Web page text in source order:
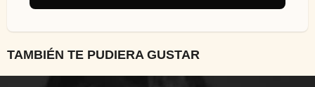
TAMBIÉN TE PUDIERA GUSTAR